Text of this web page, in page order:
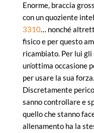
Enorme, braccia
con un quoziente
3310… nonché
fisico e per questo
ricambiato. Per lui
un’ottima occasione
per usare la sua
Discretamente
sanno controllare e
quello che stanno
allenamento ha la